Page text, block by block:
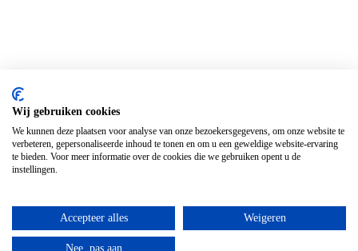
Wij gebruiken cookies
We kunnen deze plaatsen voor analyse van onze bezoekersgegevens, om onze website te
verbeteren, gepersonaliseerde inhoud te tonen en om u een geweldige website-ervaring
te bieden. Voor meer informatie over de cookies die we gebruiken opent u de
instellingen.
Accepteer alles Weigeren
Nee, pas aan